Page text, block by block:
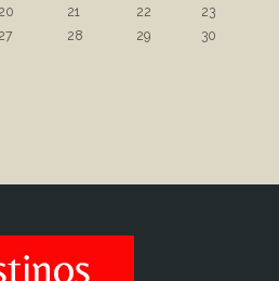
20 21 22
23
27 28 29
30